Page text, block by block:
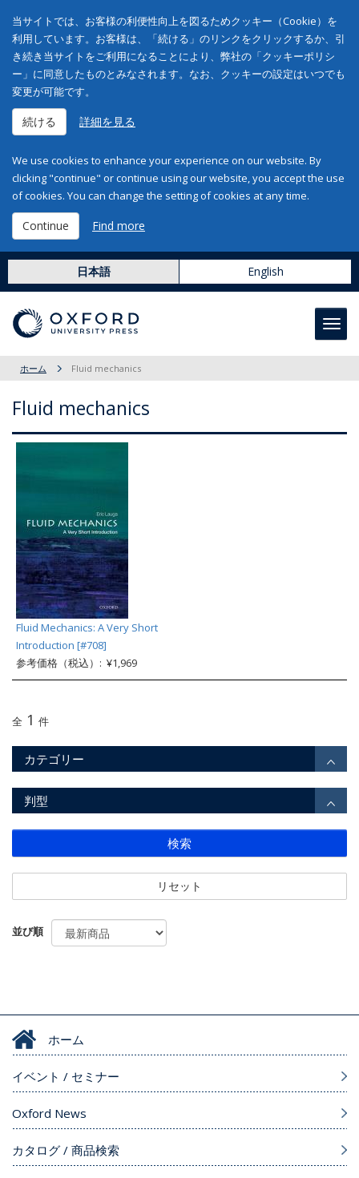
当サイトでは、お客様の利便性向上を図るためクッキー（Cookie）を
利用しています。お客様は、「続ける」のリンクをクリックするか、引
き続き当サイトをご利用になることにより、弊社の「クッキーポリシ
ー」に同意したものとみなされます。なお、クッキーの設定はいつでも
変更が可能です。
続ける 詳細を見る
We use cookies to enhance your experience on our website. By
clicking "continue" or continue using our website, you accept the use
of cookies. You can change the setting of cookies at any time.
Continue Find more
日本語 English
ホーム Fluid mechanics
Fluid mechanics
Fluid Mechanics: A Very Short
Introduction [#708]
参考価格（税込）: ¥1,969
全 1 件
カテゴリー
判型
検索
リセット
並び順
ホーム
イベント / セミナー
Oxford News
カタログ / 商品検索